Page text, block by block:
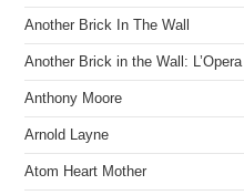
Another Brick In The Wall
Another Brick in the Wall: L’Opera
Anthony Moore
Arnold Layne
Atom Heart Mother